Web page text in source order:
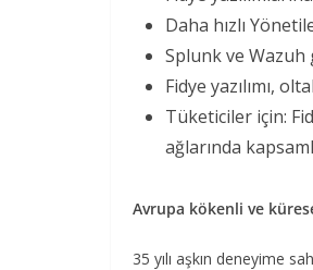
Daha hızlı
Splunk ve
Fidye yazılımı,
Tüketiciler için:
ağlarında
Avrupa kökenli ve
35 yılı aşkın deneyime